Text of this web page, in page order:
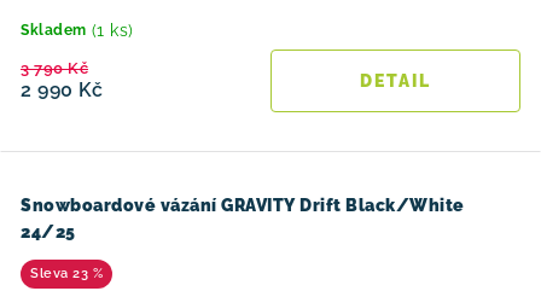
Skladem (1 ks)
2 990 Kč
3 790 Kč
Snowboardové vázání GRAVITY Drift Black/White
24/25
23 %